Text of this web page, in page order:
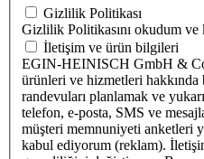
Gizlilik Politikası
Gizlilik Politikasını okudum ve
İletişim ve ürün bilgileri
EGIN-HEINISCH GmbH &
ürünleri ve hizmetleri hakkında
randevuları planlamak ve
telefon, e-posta, SMS ve
müşteri memnuniyeti anketleri
kabul ediyorum (reklam).